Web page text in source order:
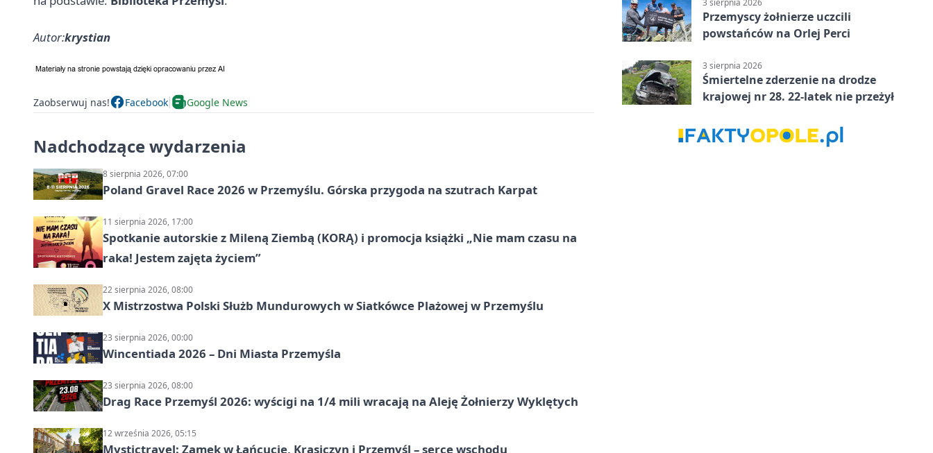
Autor:krystian
Zaobserwuj nas! Facebook Google News
Nadchodzące wydarzenia
8 sierpnia 2026, 07:00
Poland Gravel Race 2026 w Przemyślu. Górska przygoda na szutrach Karpat
11 sierpnia 2026, 17:00
Spotkanie autorskie z Mileną Ziembą (KORĄ) i promocja książki „Nie mam czasu na
raka! Jestem zajęta życiem”
22 sierpnia 2026, 08:00
X Mistrzostwa Polski Służb Mundurowych w Siatkówce Plażowej w Przemyślu
23 sierpnia 2026, 00:00
Wincentiada 2026 – Dni Miasta Przemyśla
23 sierpnia 2026, 08:00
Drag Race Przemyśl 2026: wyścigi na 1/4 mili wracają na Aleję Żołnierzy Wyklętych
12 września 2026, 05:15
Mystictravel: Zamek w Łańcucie, Krasiczyn i Przemyśl – serce wschodu
3 sierpnia 2026
Przemyscy żołnierze uczcili
powstańców na Orlej Perci
3 sierpnia 2026
Śmiertelne zderzenie na drodze
krajowej nr 28. 22-latek nie przeżył